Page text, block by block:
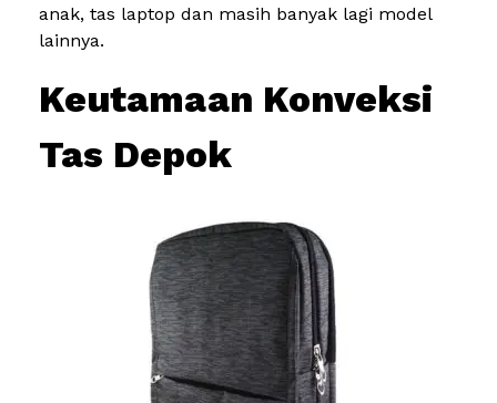
anak, tas laptop dan masih banyak lagi model
lainnya.
Keutamaan Konveksi
Tas Depok